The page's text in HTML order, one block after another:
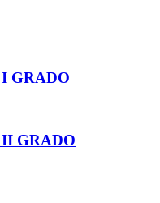
GRADO
GRADO